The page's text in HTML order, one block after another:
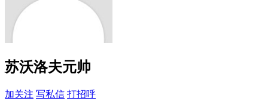
苏沃洛夫元帅
加关注 写私信 打招呼